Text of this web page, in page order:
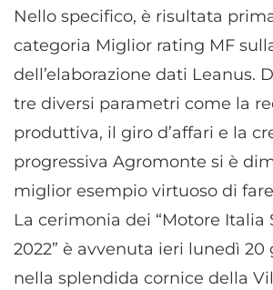
Nello specifico, è risultata
categoria Miglior rating MF
dell’elaborazione dati Leanus.
tre diversi parametri come la
produttiva, il giro d’affari e la
progressiva Agromonte si è
miglior esempio virtuoso di
La cerimonia dei “Motore Italia
2022” è avvenuta ieri lunedì 20
nella splendida cornice della